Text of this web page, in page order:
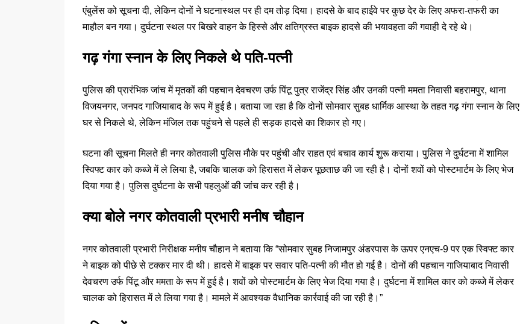
एंबुलेंस को सूचना दी, लेकिन दोनों ने घटनास्थल पर ही दम तोड़ दिया। हादसे के बाद हाईवे पर कुछ देर के लिए अफरा-तफरी का
माहौल बन गया। दुर्घटना स्थल पर बिखरे वाहन के हिस्से और क्षतिग्रस्त बाइक हादसे की भयावहता की गवाही दे रहे थे।
गढ़ गंगा स्नान के लिए निकले थे पति-पत्नी
पुलिस की प्रारंभिक जांच में मृतकों की पहचान देवचरण उर्फ पिंटू पुत्र राजेंद्र सिंह और उनकी पत्नी ममता निवासी बहरामपुर, थाना
विजयनगर, जनपद गाजियाबाद के रूप में हुई है। बताया जा रहा है कि दोनों सोमवार सुबह धार्मिक आस्था के तहत गढ़ गंगा स्नान के लिए
घर से निकले थे, लेकिन मंजिल तक पहुंचने से पहले ही सड़क हादसे का शिकार हो गए।
घटना की सूचना मिलते ही नगर कोतवाली पुलिस मौके पर पहुंची और राहत एवं बचाव कार्य शुरू कराया। पुलिस ने दुर्घटना में शामिल
स्विफ्ट कार को कब्जे में ले लिया है, जबकि चालक को हिरासत में लेकर पूछताछ की जा रही है। दोनों शवों को पोस्टमार्टम के लिए भेज
दिया गया है। पुलिस दुर्घटना के सभी पहलुओं की जांच कर रही है।
क्या बोले नगर कोतवाली प्रभारी मनीष चौहान
नगर कोतवाली प्रभारी निरीक्षक मनीष चौहान ने बताया कि “सोमवार सुबह निजामपुर अंडरपास के ऊपर एनएच-9 पर एक स्विफ्ट कार
ने बाइक को पीछे से टक्कर मार दी थी। हादसे में बाइक पर सवार पति-पत्नी की मौत हो गई है। दोनों की पहचान गाजियाबाद निवासी
देवचरण उर्फ पिंटू और ममता के रूप में हुई है। शवों को पोस्टमार्टम के लिए भेज दिया गया है। दुर्घटना में शामिल कार को कब्जे में लेकर
चालक को हिरासत में ले लिया गया है। मामले में आवश्यक वैधानिक कार्रवाई की जा रही है।”